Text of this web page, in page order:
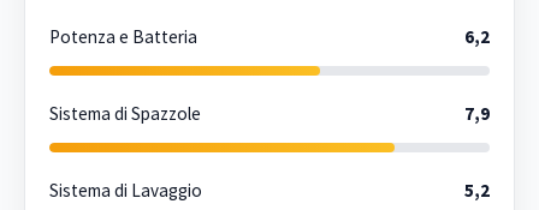
Potenza e Batteria 6,2
Sistema di Spazzole 7,9
Sistema di Lavaggio 5,2